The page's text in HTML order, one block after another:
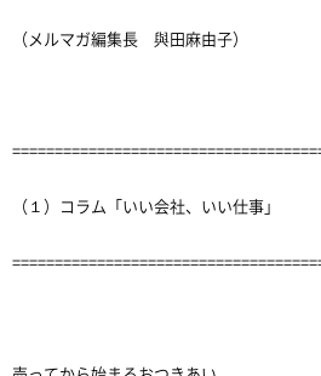
（メルマガ編集長 與田麻由子）
（１）コラム「いい会社、いい仕事」